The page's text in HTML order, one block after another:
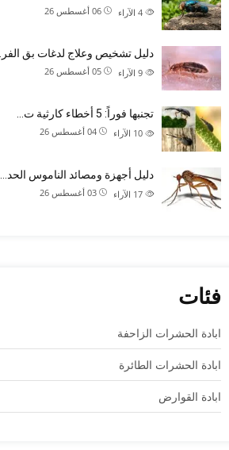
06 أغسطس 26 الآراء
دليل تشخيص وعلاج لدغات بق الفر…
05 أغسطس 26 الآراء
تجنبها فوراً: 5 أخطاء كارثية ت…
04 أغسطس 26 الآراء
دليل أجهزة ومصائد الناموس الحد…
03 أغسطس 26 الآراء
فئات
ابادة الحشرات الزاحفة
ابادة الحشرات الطائرة
ابادة القوارض